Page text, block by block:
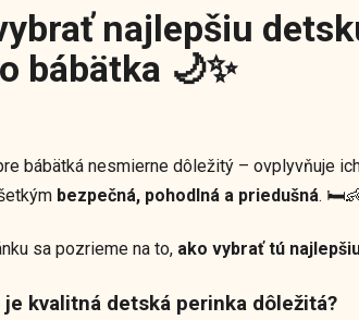
najlepšiu
bábätka 🌙✨
bábätká nesmierne dôležitý – ovplyvňuje
bezpečná, pohodlná a priedušná.
sa pozrieme na to, ako vybrať tú
je kvalitná detská perinka dôležitá?